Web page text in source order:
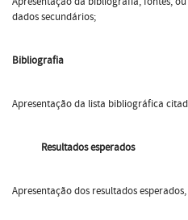
dados secundários;
Bibliografia
Apresentação da lista bibliográfica
Resultados esperados
Apresentação dos resultados